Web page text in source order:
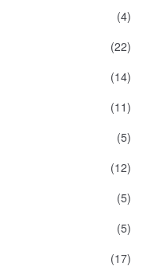
(4)
(22)
(14)
(11)
(5)
(12)
(5)
(5)
(17)